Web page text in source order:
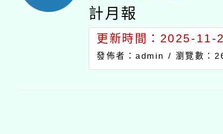
計月報
更新時間：2025-11-
發佈者：admin / 瀏覽數：